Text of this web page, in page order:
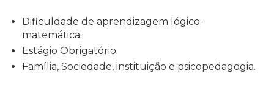
Dificuldade de aprendizagem lógico-
matemática;
Estágio Obrigatório:
Família, Sociedade, instituição e psicopedagogia.